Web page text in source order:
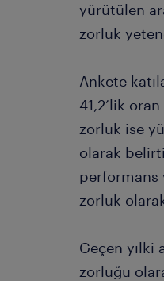
yürütülen
zorluk
Ankete
41,2’lik
zorluk ise
olarak
performans
zorluk
Geçen yılki
zorluğu